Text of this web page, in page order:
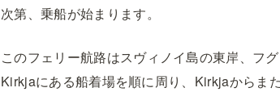
次第、乗船が始まります。
このフェリー航路はスヴィノイ島の東岸、フ
Kirkjaにある船着場を順に周り、Kirkjaからま